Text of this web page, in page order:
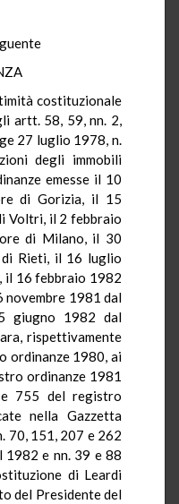
costituzionale
artt. 58, 59, nn. 2,
27 luglio 1978, n.
degli immobili
emesse il 10
di Gorizia, il 15
Voltri, il 2 febbraio
di Milano, il 30
Rieti, il 16 luglio
il 16 febbraio 1982
novembre 1981 dal
giugno 1982 dal
rispettivamente
ordinanze 1980, ai
ordinanze 1981
755 del registro
nella Gazzetta
70, 151, 207 e 262
1982 e nn. 39 e 88
di Leardi
del Presidente del